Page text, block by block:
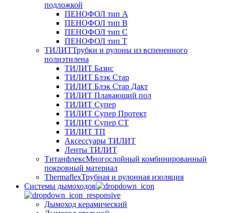
подложкой
ПЕНОФОЛ тип А
ПЕНОФОЛ тип B
ПЕНОФОЛ тип C
ПЕНОФОЛ тип T
ТИЛИТТрубки и рулоны из вспененного
полиэтилена
ТИЛИТ Базис
ТИЛИТ Блэк Стар
ТИЛИТ Блэк Стар Дакт
ТИЛИТ Плавающий пол
ТИЛИТ Супер
ТИЛИТ Супер Протект
ТИЛИТ Супер СТ
ТИЛИТ ТП
Аксессуары ТИЛИТ
Ленты ТИЛИТ
ТитанфлексМногослойный комбинированный
покровный материал
ThermaflexТрубная и рулонная изоляция
Cистемы дымоходов
Дымоход керамический